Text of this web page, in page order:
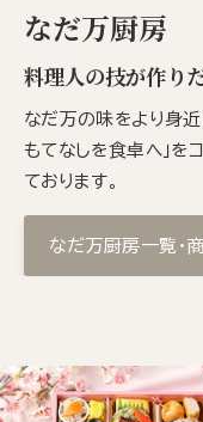
なだ万厨房
料理人の技が作り
なだ万の味をより身近
もてなしを食卓へ」を
ております。
なだ万厨房一覧・